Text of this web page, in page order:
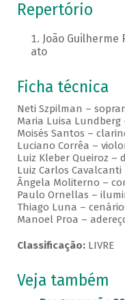
Repertório
João Guilherme
ato
Ficha técnica
Neti Szpilman –
Maria Luisa
Moisés Santos –
Luciano Corrêa –
Luiz Kleber Queiroz –
Luiz Carlos
Ângela Moliterno –
Paulo Ornellas –
Thiago Luna –
Manoel Proa –
Classificação:LIVRE
Veja também